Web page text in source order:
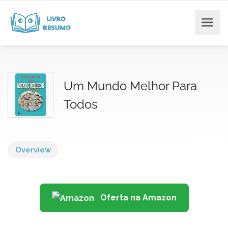
Um Mundo Melhor Para
Todos
Overview
Oferta na Amazon